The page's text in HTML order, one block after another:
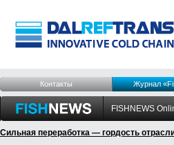
Контакты Журнал
FISHNEWS
Сильная переработка — гордость